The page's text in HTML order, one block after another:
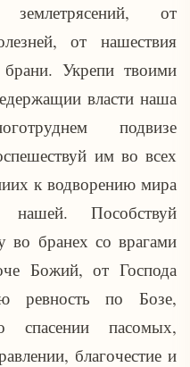
от
от нашествия
Укрепи твоими
власти наша
подвизе
им во всех
к водворению мира
Пособствуй
во бранех со врагами
Божий, от Господа
ревность по Бозе,
спасении пасомых,
благочестие и